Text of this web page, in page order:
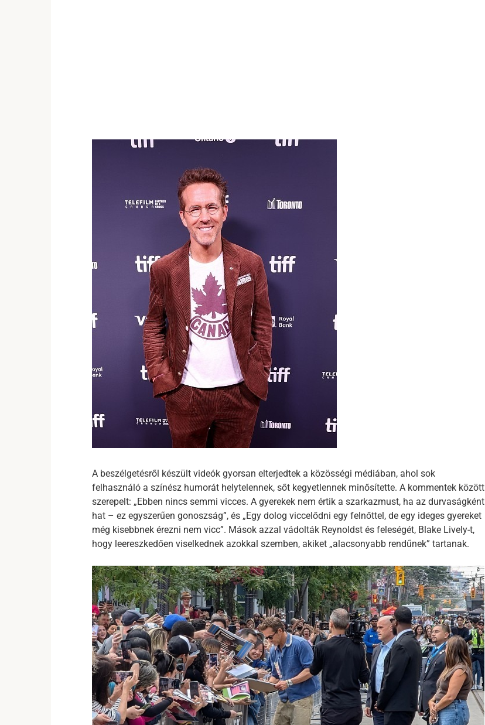
A beszélgetésről készült videók gyorsan elterjedtek a közösségi médiában, ahol sok
felhasználó a színész humorát helytelennek, sőt kegyetlennek minősítette. A kommentek között
szerepelt: „Ebben nincs semmi vicces. A gyerekek nem értik a szarkazmust, ha az durvaságként
hat – ez egyszerűen gonoszság”, és „Egy dolog viccelődni egy felnőttel, de egy ideges gyereket
még kisebbnek érezni nem vicc”. Mások azzal vádolták Reynoldst és feleségét, Blake Lively-t,
hogy leereszkedően viselkednek azokkal szemben, akiket „alacsonyabb rendűnek” tartanak.